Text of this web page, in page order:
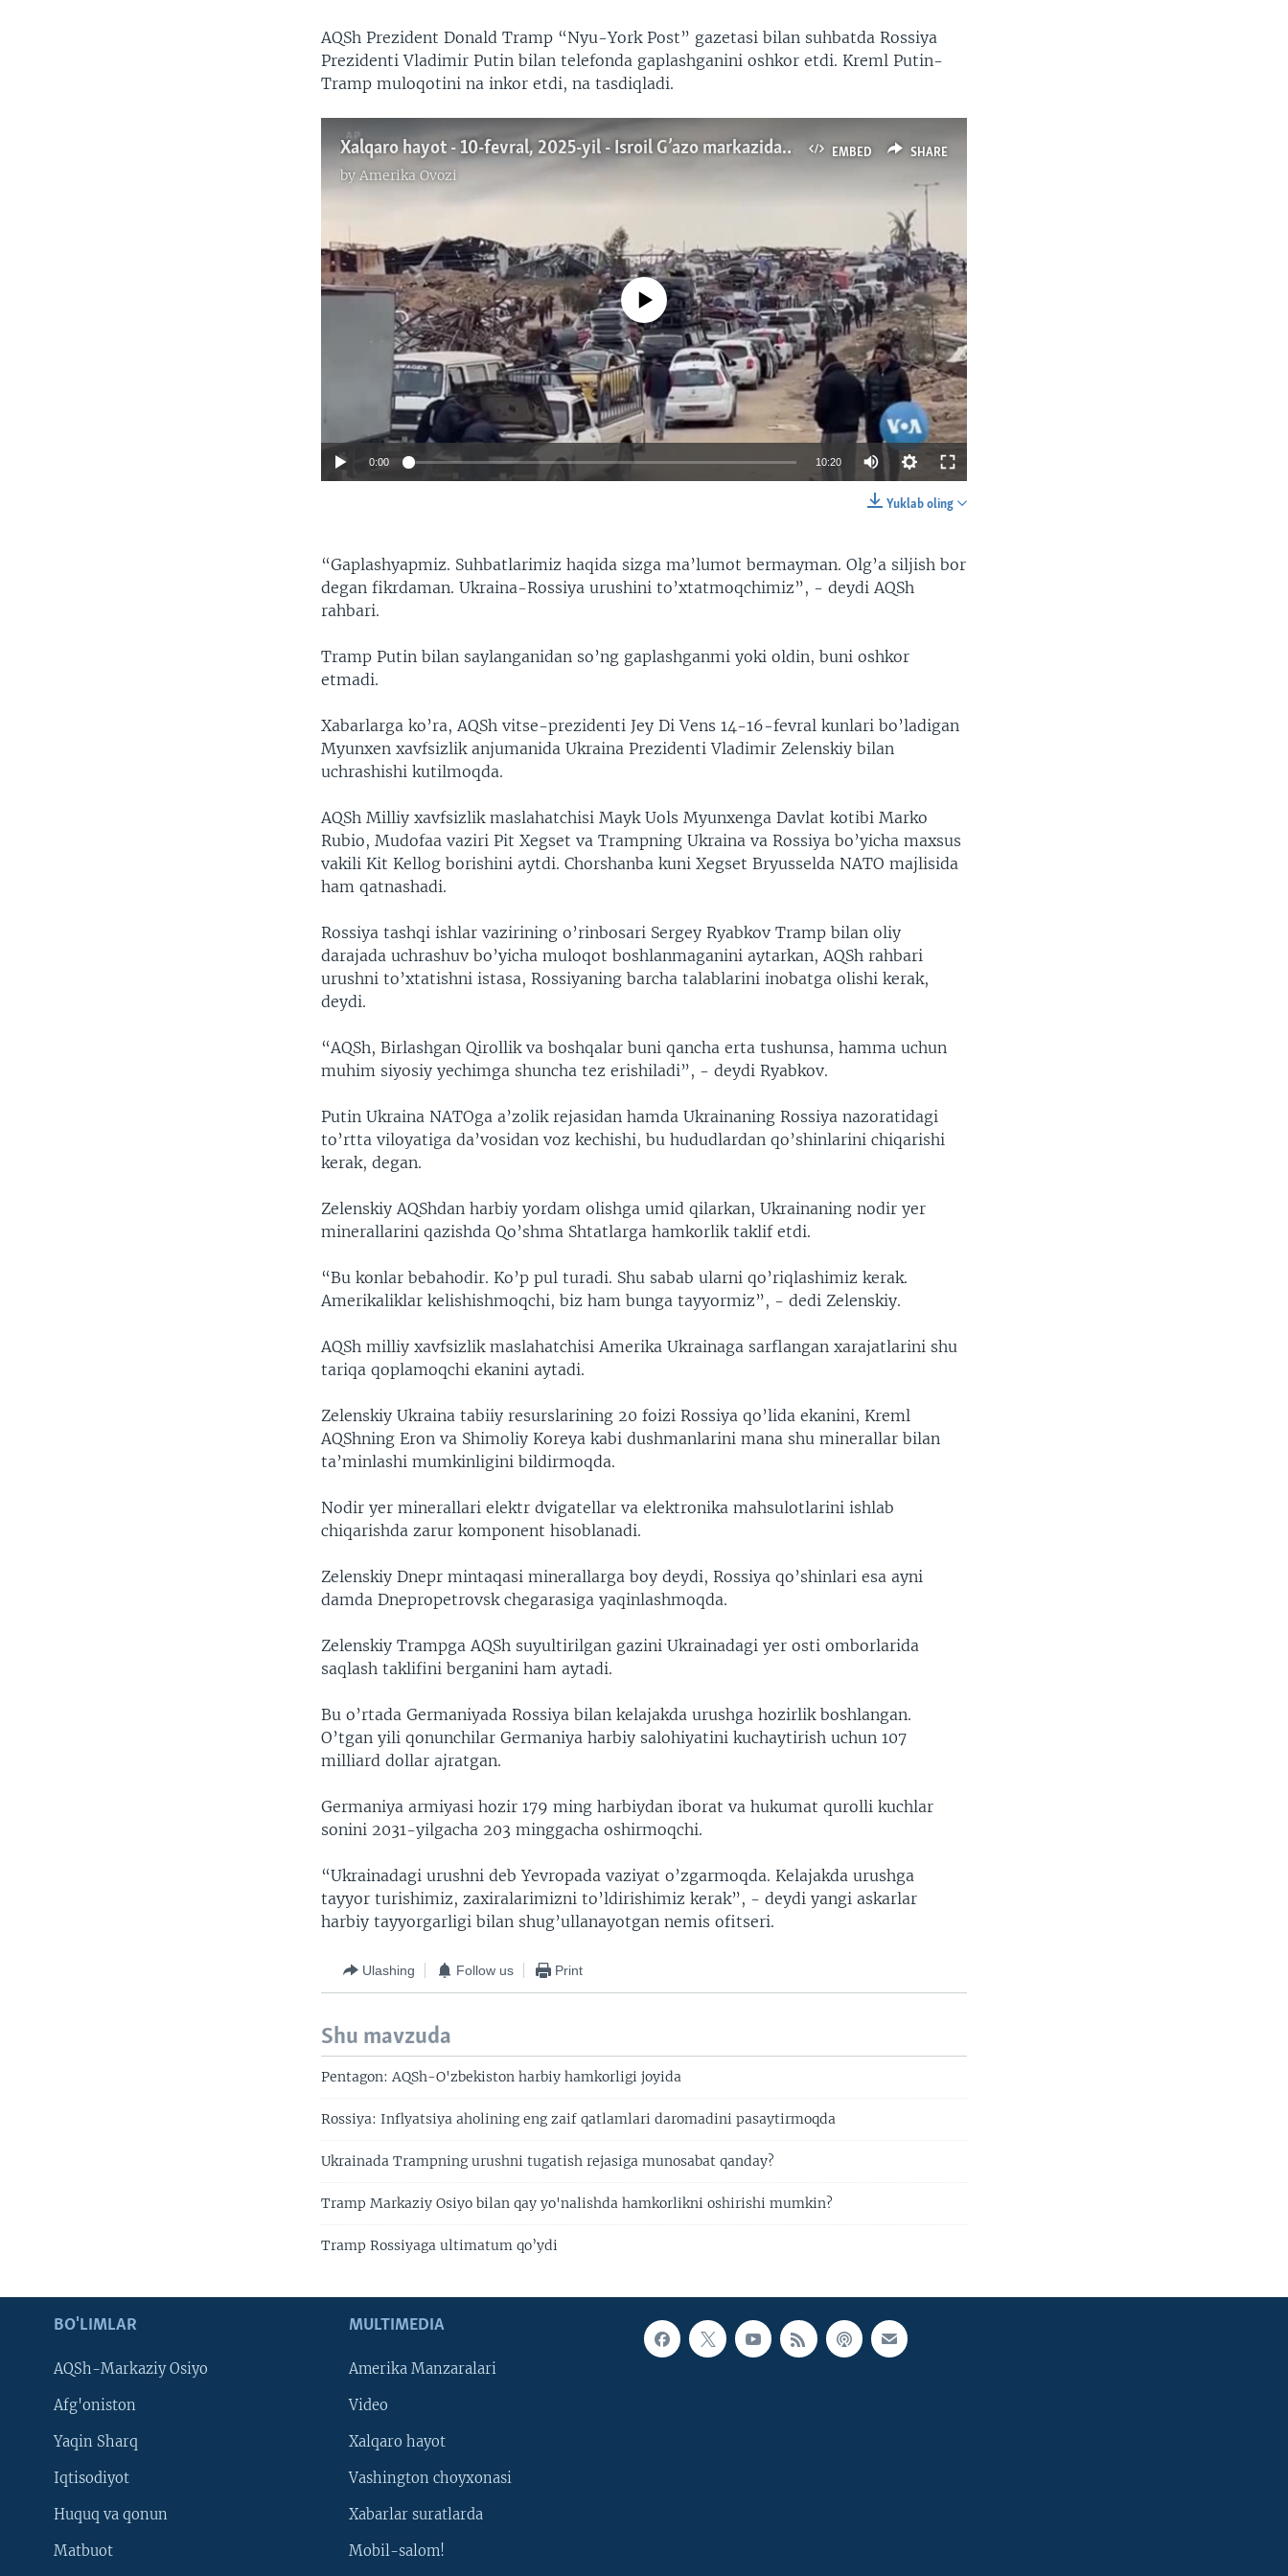
AQSh Prezident Donald Tramp “Nyu-York Post” gazetasi bilan suhbatda Rossiya
Prezidenti Vladimir Putin bilan telefonda gaplashganini oshkor etdi. Kreml Putin-
Tramp muloqotini na inkor etdi, na tasdiqladi.
EMBED SHARE
Xalqaro hayot - 10-fevral, 2025-yil - Isroil G’azo markazidan qo’shinlarini chiqardi
byAmerika Ovozi
No media source currently available
0:00 10:20
480p
720p
Yuklab oling
“Gaplashyapmiz. Suhbatlarimiz haqida sizga ma’lumot bermayman. Olg’a siljish bor
degan fikrdaman. Ukraina-Rossiya urushini to’xtatmoqchimiz”, - deydi AQSh
rahbari.
Tramp Putin bilan saylanganidan so’ng gaplashganmi yoki oldin, buni oshkor
etmadi.
Xabarlarga ko’ra, AQSh vitse-prezidenti Jey Di Vens 14-16-fevral kunlari bo’ladigan
Myunxen xavfsizlik anjumanida Ukraina Prezidenti Vladimir Zelenskiy bilan
uchrashishi kutilmoqda.
AQSh Milliy xavfsizlik maslahatchisi Mayk Uols Myunxenga Davlat kotibi Marko
Rubio, Mudofaa vaziri Pit Xegset va Trampning Ukraina va Rossiya bo’yicha maxsus
vakili Kit Kellog borishini aytdi. Chorshanba kuni Xegset Bryusselda NATO majlisida
ham qatnashadi.
Rossiya tashqi ishlar vazirining o’rinbosari Sergey Ryabkov Tramp bilan oliy
darajada uchrashuv bo’yicha muloqot boshlanmaganini aytarkan, AQSh rahbari
urushni to’xtatishni istasa, Rossiyaning barcha talablarini inobatga olishi kerak,
deydi.
“AQSh, Birlashgan Qirollik va boshqalar buni qancha erta tushunsa, hamma uchun
muhim siyosiy yechimga shuncha tez erishiladi”, - deydi Ryabkov.
Putin Ukraina NATOga a’zolik rejasidan hamda Ukrainaning Rossiya nazoratidagi
to’rtta viloyatiga da’vosidan voz kechishi, bu hududlardan qo’shinlarini chiqarishi
kerak, degan.
Zelenskiy AQShdan harbiy yordam olishga umid qilarkan, Ukrainaning nodir yer
minerallarini qazishda Qo’shma Shtatlarga hamkorlik taklif etdi.
“Bu konlar bebahodir. Ko’p pul turadi. Shu sabab ularni qo’riqlashimiz kerak.
Amerikaliklar kelishishmoqchi, biz ham bunga tayyormiz”, - dedi Zelenskiy.
AQSh milliy xavfsizlik maslahatchisi Amerika Ukrainaga sarflangan xarajatlarini shu
tariqa qoplamoqchi ekanini aytadi.
Zelenskiy Ukraina tabiiy resurslarining 20 foizi Rossiya qo’lida ekanini, Kreml
AQShning Eron va Shimoliy Koreya kabi dushmanlarini mana shu minerallar bilan
ta’minlashi mumkinligini bildirmoqda.
Nodir yer minerallari elektr dvigatellar va elektronika mahsulotlarini ishlab
chiqarishda zarur komponent hisoblanadi.
Zelenskiy Dnepr mintaqasi minerallarga boy deydi, Rossiya qo’shinlari esa ayni
damda Dnepropetrovsk chegarasiga yaqinlashmoqda.
Zelenskiy Trampga AQSh suyultirilgan gazini Ukrainadagi yer osti omborlarida
saqlash taklifini berganini ham aytadi.
Bu o’rtada Germaniyada Rossiya bilan kelajakda urushga hozirlik boshlangan.
O’tgan yili qonunchilar Germaniya harbiy salohiyatini kuchaytirish uchun 107
milliard dollar ajratgan.
Germaniya armiyasi hozir 179 ming harbiydan iborat va hukumat qurolli kuchlar
sonini 2031-yilgacha 203 minggacha oshirmoqchi.
“Ukrainadagi urushni deb Yevropada vaziyat o’zgarmoqda. Kelajakda urushga
tayyor turishimiz, zaxiralarimizni to’ldirishimiz kerak”, - deydi yangi askarlar
harbiy tayyorgarligi bilan shug’ullanayotgan nemis ofitseri.
Ulashing Follow us Print
Shu mavzuda
Pentagon: AQSh-O'zbekiston harbiy hamkorligi joyida
Rossiya: Inflyatsiya aholining eng zaif qatlamlari daromadini pasaytirmoqda
Ukrainada Trampning urushni tugatish rejasiga munosabat qanday?
Tramp Markaziy Osiyo bilan qay yo'nalishda hamkorlikni oshirishi mumkin?
Tramp Rossiyaga ultimatum qo’ydi
BO'LIMLAR
AQSh-Markaziy Osiyo
Afg'oniston
Yaqin Sharq
Iqtisodiyot
Huquq va qonun
Matbuot
MULTIMEDIA
Amerika Manzaralari
Video
Xalqaro hayot
Vashington choyxonasi
Xabarlar suratlarda
Mobil-salom!